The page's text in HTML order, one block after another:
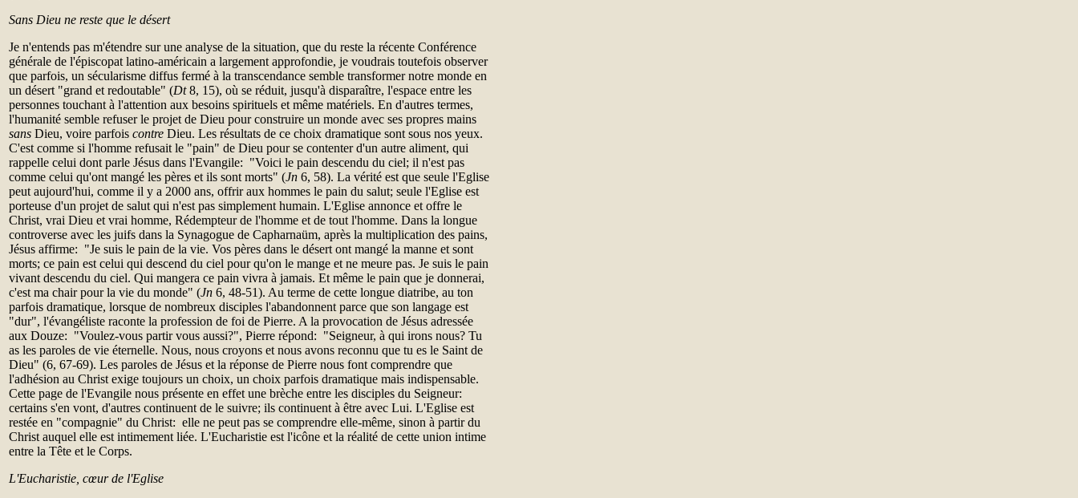
Sans Dieu ne reste que le désert
Je n'entends pas m'étendre sur une analyse de la situation, que du reste la récente Conférence
générale de l'épiscopat latino-américain a largement approfondie, je voudrais toutefois observer
que parfois, un sécularisme diffus fermé à la transcendance semble transformer notre monde en
un désert "grand et redoutable" (Dt8, 15), où se réduit, jusqu'à disparaître, l'espace entre les
personnes touchant à l'attention aux besoins spirituels et même matériels. En d'autres termes,
l'humanité semble refuser le projet de Dieu pour construire un monde avec ses propres mains
sans Dieu, voire parfois contre Dieu. Les résultats de ce choix dramatique sont sous nos yeux.
C'est comme si l'homme refusait le "pain" de Dieu pour se contenter d'un autre aliment, qui
rappelle celui dont parle Jésus dans l'Evangile: "Voici le pain descendu du ciel; il n'est pas
comme celui qu'ont mangé les pères et ils sont morts" (Jn 6, 58). La vérité est que seule l'Eglise
peut aujourd'hui, comme il y a 2000 ans, offrir aux hommes le pain du salut; seule l'Eglise est
porteuse d'un projet de salut qui n'est pas simplement humain. L'Eglise annonce et offre le
Christ, vrai Dieu et vrai homme, Rédempteur de l'homme et de tout l'homme. Dans la longue
controverse avec les juifs dans la Synagogue de Capharnaüm, après la multiplication des pains,
Jésus affirme: "Je suis le pain de la vie. Vos pères dans le désert ont mangé la manne et sont
morts; ce pain est celui qui descend du ciel pour qu'on le mange et ne meure pas. Je suis le pain
vivant descendu du ciel. Qui mangera ce pain vivra à jamais. Et même le pain que je donnerai,
c'est ma chair pour la vie du monde" (Jn 6, 48-51). Au terme de cette longue diatribe, au ton
parfois dramatique, lorsque de nombreux disciples l'abandonnent parce que son langage est
"dur", l'évangéliste raconte la profession de foi de Pierre. A la provocation de Jésus adressée
aux Douze: "Voulez-vous partir vous aussi?", Pierre répond: "Seigneur, à qui irons nous? Tu
as les paroles de vie éternelle. Nous, nous croyons et nous avons reconnu que tu es le Saint de
Dieu" (6, 67-69). Les paroles de Jésus et la réponse de Pierre nous font comprendre que
l'adhésion au Christ exige toujours un choix, un choix parfois dramatique mais indispensable.
Cette page de l'Evangile nous présente en effet une brèche entre les disciples du Seigneur:
certains s'en vont, d'autres continuent de le suivre; ils continuent à être avec Lui. L'Eglise est
restée en "compagnie" du Christ: elle ne peut pas se comprendre elle-même, sinon à partir du
Christ auquel elle est intimement liée. L'Eucharistie est l'icône et la réalité de cette union intime
entre la Tête et le Corps.
L'Eucharistie, cœur de l'Eglise